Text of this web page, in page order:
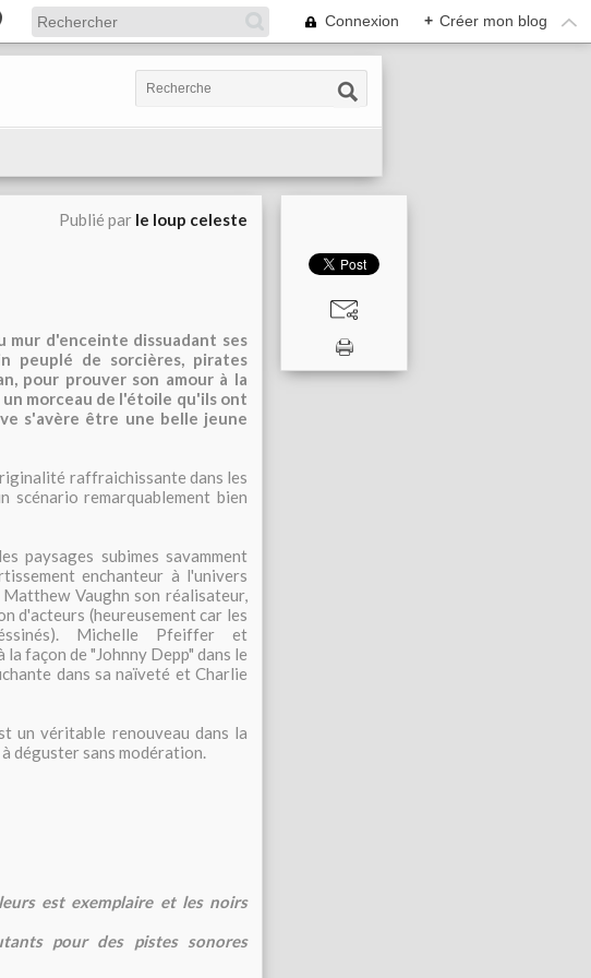
Connexion + Créer mon blog
Publié par le loup celeste
d'enceinte dissuadant ses
peuplé de sorcières, pirates
pour prouver son amour à la
morceau de l'étoile qu'ils ont
s'avère être une belle jeune
raffraichissante dans les
remarquablement bien
paysages subimes savamment
enchanteur à l'univers
Vaughn son réalisateur,
d'acteurs (heureusement car les
Michelle Pfeiffer et
façon de "Johnny Depp" dans le
dans sa naïveté et Charlie
un véritable renouveau dans la
déguster sans modération.
est exemplaire et les noirs
pour des pistes sonores